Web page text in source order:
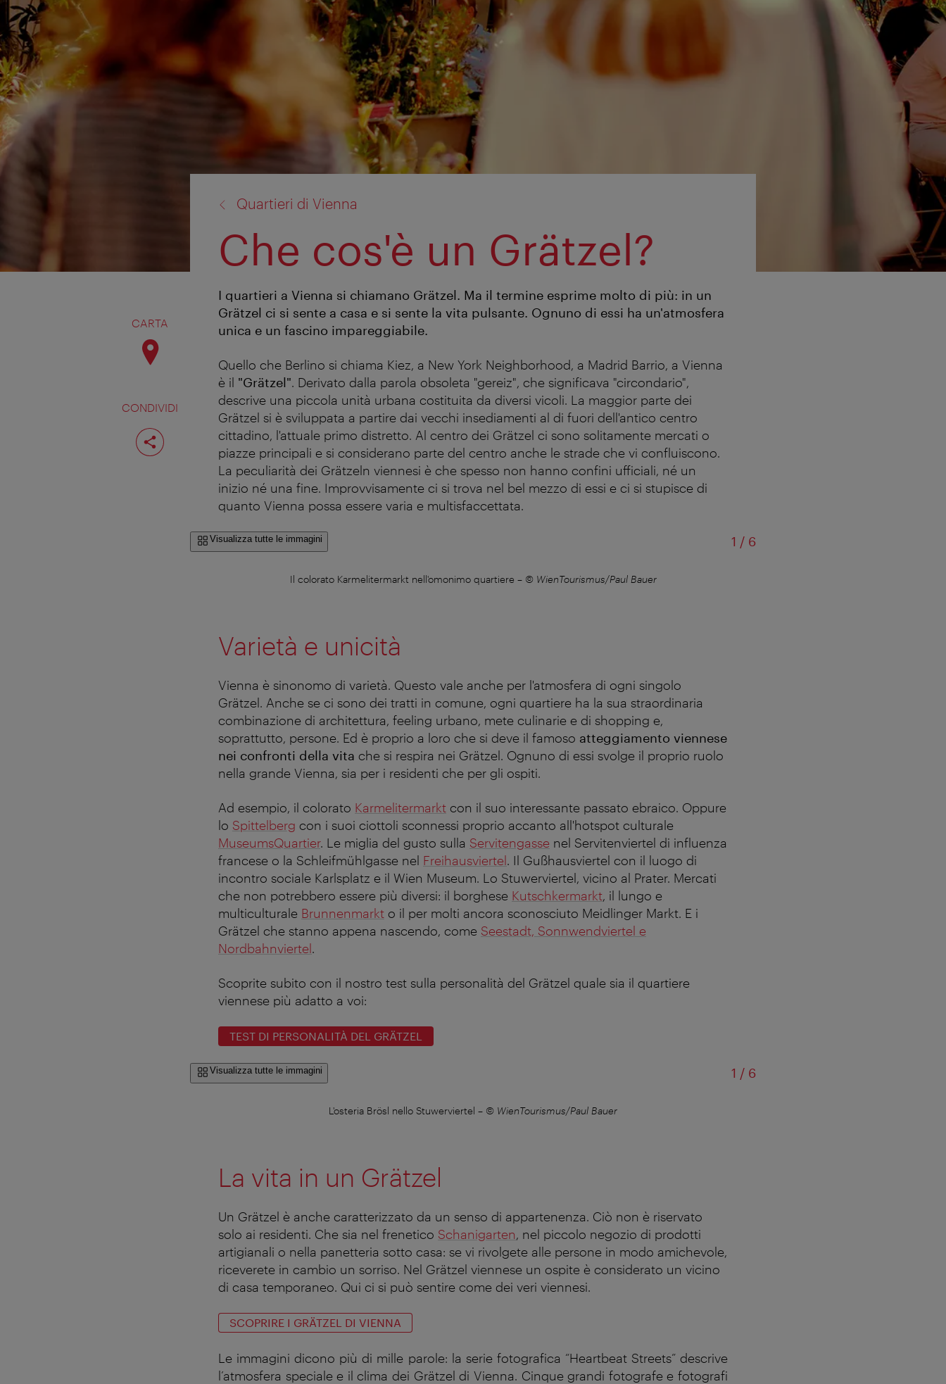
CARTA
CONDIVIDI
Condividi
pagina
Quartieri di Vienna
Che cos'è un Grätzel?
I quartieri a Vienna si chiamano Grätzel. Ma il termine esprime molto di più: in un
Grätzel ci si sente a casa e si sente la vita pulsante. Ognuno di essi ha un'atmosfera
unica e un fascino impareggiabile.
Quello che Berlino si chiama Kiez, a New York Neighborhood, a Madrid Barrio, a Vienna
è il "Grätzel". Derivato dalla parola obsoleta "gereiz", che significava "circondario",
descrive una piccola unità urbana costituita da diversi vicoli. La maggior parte dei
Grätzel si è sviluppata a partire dai vecchi insediamenti al di fuori dell'antico centro
cittadino, l'attuale primo distretto. Al centro dei Grätzel ci sono solitamente mercati o
piazze principali e si considerano parte del centro anche le strade che vi confluiscono.
La peculiarità dei Grätzeln viennesi è che spesso non hanno confini ufficiali, né un
inizio né una fine. Improvvisamente ci si trova nel bel mezzo di essi e ci si stupisce di
quanto Vienna possa essere varia e multisfaccettata.
Visualizza tutte le immagini 1 /di
6
Il colorato Karmelitermarkt nell'omonimo quartiere – © WienTourismus/Paul Bauer
Varietà e unicità
Vienna è sinonomo di varietà. Questo vale anche per l'atmosfera di ogni singolo
Grätzel. Anche se ci sono dei tratti in comune, ogni quartiere ha la sua straordinaria
combinazione di architettura, feeling urbano, mete culinarie e di shopping e,
soprattutto, persone. Ed è proprio a loro che si deve il famoso atteggiamento viennese
nei confronti della vita che si respira nei Grätzel. Ognuno di essi svolge il proprio ruolo
nella grande Vienna, sia per i residenti che per gli ospiti.
Ad esempio, il colorato Karmelitermarkt con il suo interessante passato ebraico. Oppure
lo Spittelberg con i suoi ciottoli sconnessi proprio accanto all'hotspot culturale
MuseumsQuartier. Le miglia del gusto sulla Servitengasse nel Servitenviertel di influenza
francese o la Schleifmühlgasse nel Freihausviertel. Il Gußhausviertel con il luogo di
incontro sociale Karlsplatz e il Wien Museum. Lo Stuwerviertel, vicino al Prater. Mercati
che non potrebbero essere più diversi: il borghese Kutschkermarkt, il lungo e
multiculturale Brunnenmarkt o il per molti ancora sconosciuto Meidlinger Markt. E i
Grätzel che stanno appena nascendo, come Seestadt, Sonnwendviertel e
Nordbahnviertel.
Scoprite subito con il nostro test sulla personalità del Grätzel quale sia il quartiere
viennese più adatto a voi:
TEST DI PERSONALITÀ DEL GRÄTZEL
Visualizza tutte le immagini 1 /di
6
L'osteria Brösl nello Stuwerviertel – © WienTourismus/Paul Bauer
La vita in un Grätzel
Un Grätzel è anche caratterizzato da un senso di appartenenza. Ciò non è riservato
solo ai residenti. Che sia nel frenetico Schanigarten, nel piccolo negozio di prodotti
artigianali o nella panetteria sotto casa: se vi rivolgete alle persone in modo amichevole,
riceverete in cambio un sorriso. Nel Grätzel viennese un ospite è considerato un vicino
di casa temporaneo. Qui ci si può sentire come dei veri viennesi.
SCOPRIRE I GRÄTZEL DI VIENNA
Le immagini dicono più di mille parole: la serie fotografica “Heartbeat Streets” descrive
l’atmosfera speciale e il clima dei Grätzel di Vienna. Cinque grandi fotografe e fotografi